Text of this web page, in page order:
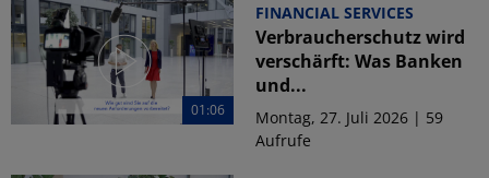
01:06
FINANCIAL SERVICES
Verbraucherschutz wird
verschärft: Was Banken
und...
Montag, 27. Juli 2026 | 59
Aufrufe